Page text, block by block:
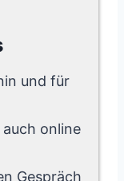
und für
auch online
Gespräch